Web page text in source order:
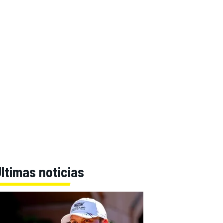
noticias